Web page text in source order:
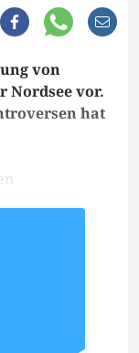
von
Nordsee vor.
hat